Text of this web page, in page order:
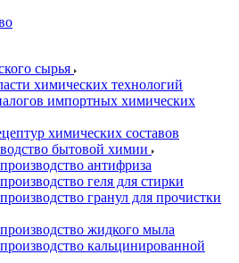
сырья
химических технологий
импортных химических
химических составов
бытовой химии
антифриза
геля для стирки
гранул для прочистки
жидкого мыла
кальцинированной